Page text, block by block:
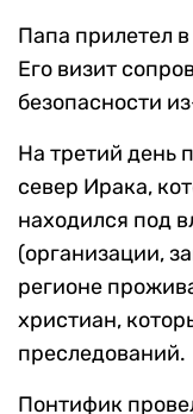
Папа прилетел
Его визит
безопасности
На третий день
север Ирака,
находился под
(организации,
регионе
христиан,
преследований.
Понтифик